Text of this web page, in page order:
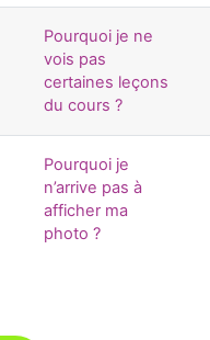
Pourquoi je ne
vois pas
certaines leçons
du cours ?
Pourquoi je
n’arrive pas à
afficher ma
photo ?